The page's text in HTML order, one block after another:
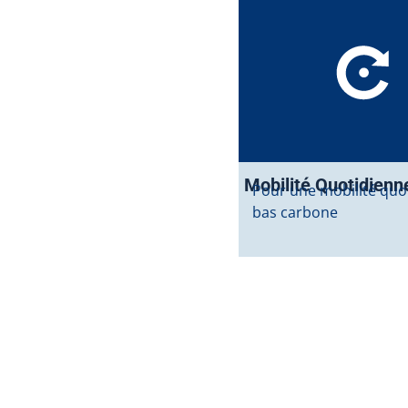
Mobilité
Pour une mobilité
bas carbone